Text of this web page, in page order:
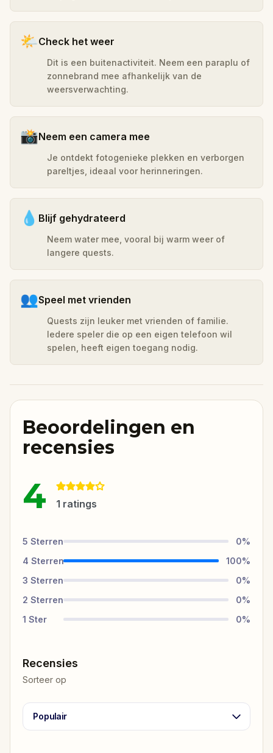
🌤️Check het weer
Dit is een buitenactiviteit. Neem een paraplu of
zonnebrand mee afhankelijk van de
weersverwachting.
📸Neem een camera mee
Je ontdekt fotogenieke plekken en verborgen
pareltjes, ideaal voor herinneringen.
💧 Blijf gehydrateerd
Neem water mee, vooral bij warm weer of
langere quests.
👥Speel met vrienden
Quests zijn leuker met vrienden of familie.
Iedere speler die op een eigen telefoon wil
spelen, heeft eigen toegang nodig.
Beoordelingen en
recensies
4 1 ratings
5 Sterren 0%
4 Sterren 100%
3 Sterren 0%
2 Sterren 0%
1 Ster 0%
Recensies
Sorteer op
Populair